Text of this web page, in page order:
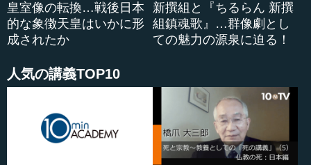
皇室像の転換…戦後日本
的な象徴天皇はいかに形
成されたか
新撰組と『ちるらん 新撰
組鎮魂歌』…群像劇とし
ての魅力の源泉に迫る！
人気の講義TOP10